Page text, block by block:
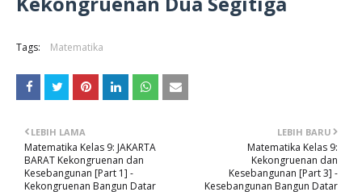
Tags: Matematika
LEBIH BARU
Matematika Kelas 9:
Kekongruenan dan
Kesebangunan [Part 3] -
Kesebangunan Bangun Datar
LEBIH LAMA
Matematika Kelas 9: JAKARTA
BARAT Kekongruenan dan
Kesebangunan [Part 1] -
Kekongruenan Bangun Datar